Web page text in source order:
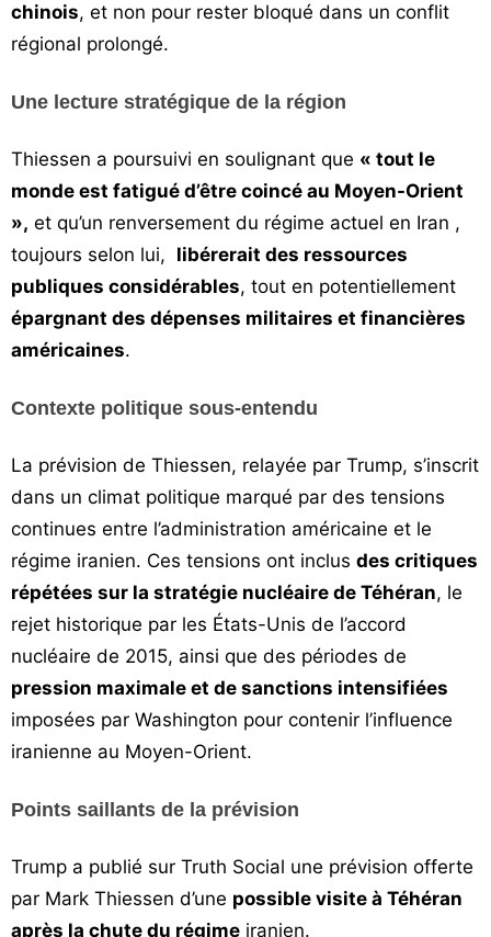
chinois, et non pour rester bloqué dans un conflit
régional prolongé.
Une lecture stratégique de la région
Thiessen a poursuivi en soulignant que « tout le
monde est fatigué d’être coincé au Moyen-Orient
», et qu’un renversement du régime actuel en Iran ,
toujours selon lui, libérerait des ressources
publiques considérables, tout en potentiellement
épargnant des dépenses militaires et financières
américaines.
Contexte politique sous-entendu
La prévision de Thiessen, relayée par Trump, s’inscrit
dans un climat politique marqué par des tensions
continues entre l’administration américaine et le
régime iranien. Ces tensions ont inclus des critiques
répétées sur la stratégie nucléaire de Téhéran, le
rejet historique par les États-Unis de l’accord
nucléaire de 2015, ainsi que des périodes de
pression maximale et de sanctions intensifiées
imposées par Washington pour contenir l’influence
iranienne au Moyen-Orient.
Points saillants de la prévision
Trump a publié sur Truth Social une prévision offerte
par Mark Thiessen d’une possible visite à Téhéran
après la chute du régime iranien.